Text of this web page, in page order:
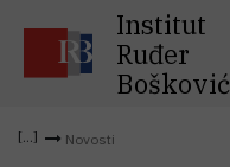
Institut
Ruđer
Bošković
Novosti